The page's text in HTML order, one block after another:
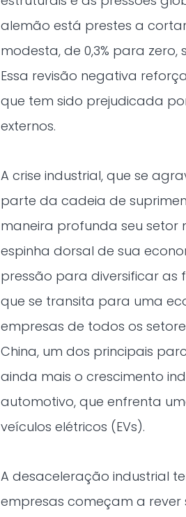
alemão está prestes a
modesta, de 0,3% para
Essa revisão negativa
que tem sido prejudicada
externos.
A crise industrial, que se
parte da cadeia de
maneira profunda seu setor
espinha dorsal de sua
pressão para diversificar as
que se transita para uma
empresas de todos os
China, um dos principais
ainda mais o crescimento
automotivo, que enfrenta
veículos elétricos (EVs).
A desaceleração industrial
empresas começam a rever